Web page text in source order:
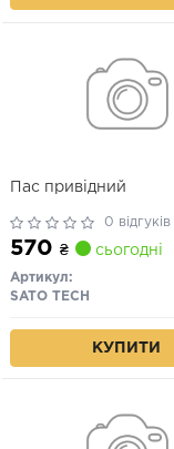
Пас привідний
0 відгуків
570 ₴ сьогодні
Артикул:
SATO TECH
КУПИТИ